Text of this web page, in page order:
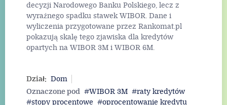
decyzji Narodowego Banku Polskiego, lecz z
wyraźnego spadku stawek WIBOR. Dane i
wyliczenia przygotowane przez Rankomat.pl
pokazują skalę tego zjawiska dla kredytów
opartych na WIBOR 3M i WIBOR 6M.
Dział: Dom
Oznaczone pod
WIBOR 3M
raty kredytów
stopy procentowe
oprocentowanie kredytu